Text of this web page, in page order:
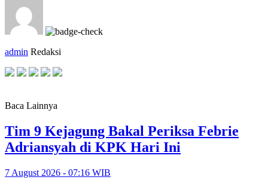
admin Redaksi
Baca Lainnya
Tim 9 Kejagung Bakal Periksa Febrie
Adriansyah di KPK Hari Ini
7 August 2026 - 07:16 WIB